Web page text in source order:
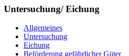
Untersuchung/ Eichung
All­ge­mei­nes
Un­ter­su­chung
Ei­chung
Be­för­de­rung ge­fähr­li­cher Gü­ter